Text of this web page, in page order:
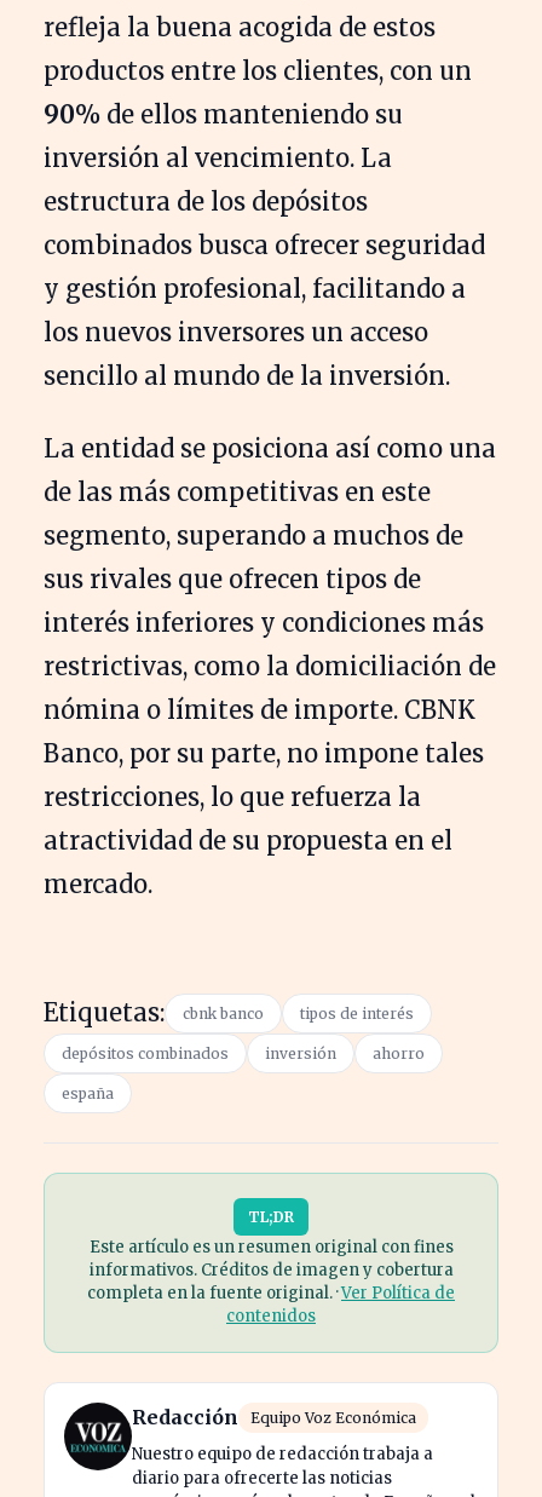
refleja la buena acogida de estos
productos entre los clientes, con un
90% de ellos manteniendo su
inversión al vencimiento. La
estructura de los depósitos
combinados busca ofrecer seguridad
y gestión profesional, facilitando a
los nuevos inversores un acceso
sencillo al mundo de la inversión.
La entidad se posiciona así como una
de las más competitivas en este
segmento, superando a muchos de
sus rivales que ofrecen tipos de
interés inferiores y condiciones más
restrictivas, como la domiciliación de
nómina o límites de importe. CBNK
Banco, por su parte, no impone tales
restricciones, lo que refuerza la
atractividad de su propuesta en el
mercado.
Etiquetas: cbnk banco tipos de interés
depósitos combinados inversión ahorro
españa
TL;DR
Este artículo es un resumen original con fines
informativos. Créditos de imagen y cobertura
completa en la fuente original. ·Ver Política de
contenidos
Redacción Equipo Voz Económica
Nuestro equipo de redacción trabaja a
diario para ofrecerte las noticias